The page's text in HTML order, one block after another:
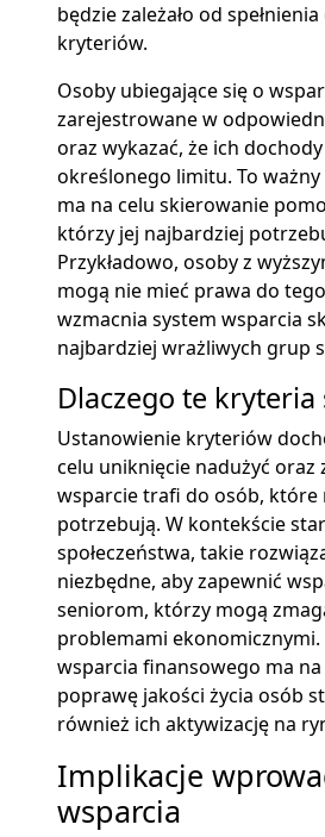
będzie zależało od
kryteriów.
Osoby ubiegające się o
zarejestrowane w
oraz wykazać, że ich
określonego limitu. To
ma na celu skierowanie
którzy jej najbardziej
Przykładowo, osoby z
mogą nie mieć prawa do
wzmacnia system wsparcia
najbardziej wrażliwych grup
Dlaczego te kryteria
Ustanowienie kryteriów
celu uniknięcie nadużyć oraz
wsparcie trafi do osób, które
potrzebują. W kontekście
społeczeństwa, takie
niezbędne, aby zapewnić
seniorom, którzy mogą
problemami
wsparcia finansowego ma
poprawę jakości życia osób
również ich aktywizację na
Implikacje
wsparcia